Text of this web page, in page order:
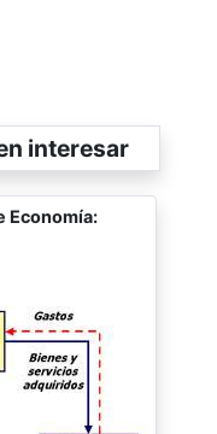
interesar
Economía: